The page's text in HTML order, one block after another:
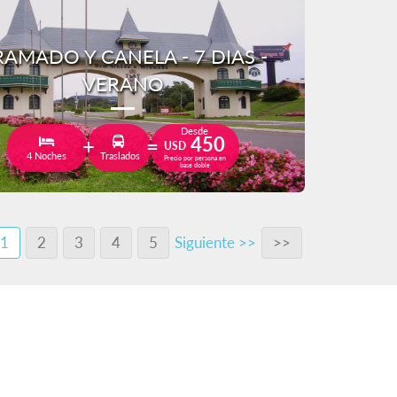
Y CANELA - 7 DIAS -
VERANO
4 Noches Traslados
Desde
USD 450
Precio por persona en
base doble
1 2 3 4 5 Siguiente >> >>